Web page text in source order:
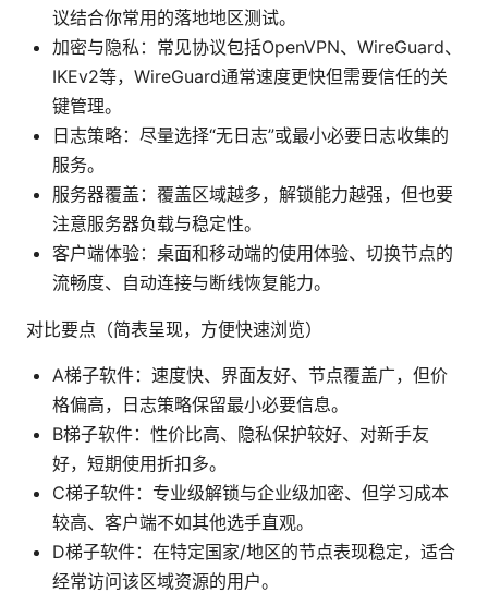
议结合你常用的落地地区测试。
加密与隐私：常见协议包括OpenVPN、WireGuard、
IKEv2等，WireGuard通常速度更快但需要信任的关
键管理。
日志策略：尽量选择“无日志”或最小必要日志收集的
服务。
服务器覆盖：覆盖区域越多，解锁能力越强，但也要
注意服务器负载与稳定性。
客户端体验：桌面和移动端的使用体验、切换节点的
流畅度、自动连接与断线恢复能力。
对比要点（简表呈现，方便快速浏览）
A梯子软件：速度快、界面友好、节点覆盖广，但价
格偏高，日志策略保留最小必要信息。
B梯子软件：性价比高、隐私保护较好、对新手友
好，短期使用折扣多。
C梯子软件：专业级解锁与企业级加密、但学习成本
较高、客户端不如其他选手直观。
D梯子软件：在特定国家/地区的节点表现稳定，适合
经常访问该区域资源的用户。